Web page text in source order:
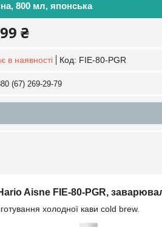
800 мл, японська
₴
в наявності Код: FIE-80-PGR
(67) 269-29-79
Aisne FIE-80-PGR,
холодної кави cold brew.